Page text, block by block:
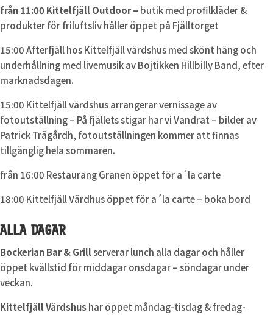
från 11:00 Kittelfjäll Outdoor – butik med profilkläder &
produkter för friluftsliv håller öppet på Fjälltorget
15:00 Afterfjäll hos Kittelfjäll värdshus med skönt häng och
underhållning med livemusik av Bojtikken Hillbilly Band, efter
marknadsdagen.
15:00 Kittelfjäll värdshus arrangerar vernissage av
fotoutställning – På fjällets stigar har vi Vandrat – bilder av
Patrick Trägårdh, fotoutställningen kommer att finnas
tillgänglig hela sommaren.
från 16:00 Restaurang Granen öppet för a´la carte
18:00 Kittelfjäll Värdhus öppet för a´la carte – boka bord
ALLA DAGAR
Bockerian Bar & Grillserverar lunch alla dagar och håller
öppet kvällstid för middagar onsdagar – söndagar under
veckan.
Kittelfjäll Värdshushar öppet måndag-tisdag & fredag-